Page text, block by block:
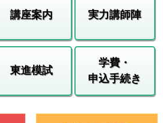
講座案内 実力講師陣
東進模試
学費・
申込手続き